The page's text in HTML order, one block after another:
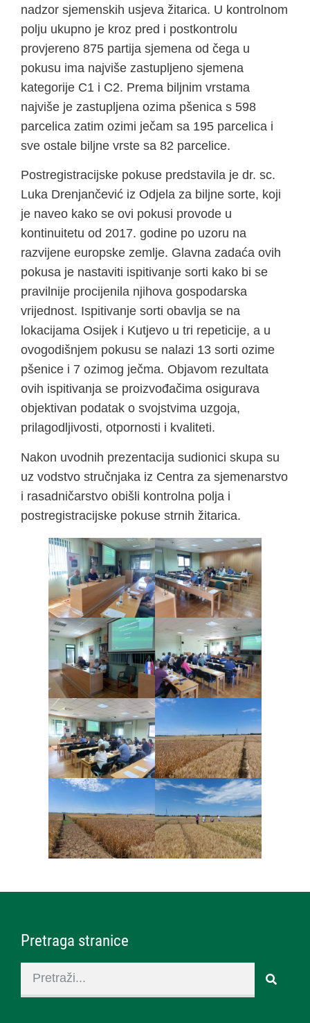
nadzor sjemenskih usjeva žitarica. U kontrolnom
polju ukupno je kroz pred i postkontrolu
provjereno 875 partija sjemena od čega u
pokusu ima najviše zastupljeno sjemena
kategorije C1 i C2. Prema biljnim vrstama
najviše je zastupljena ozima pšenica s 598
parcelica zatim ozimi ječam sa 195 parcelica i
sve ostale biljne vrste sa 82 parcelice.
Postregistracijske pokuse predstavila je dr. sc.
Luka Drenjančević iz Odjela za biljne sorte, koji
je naveo kako se ovi pokusi provode u
kontinuitetu od 2017. godine po uzoru na
razvijene europske zemlje. Glavna zadaća ovih
pokusa je nastaviti ispitivanje sorti kako bi se
pravilnije procijenila njihova gospodarska
vrijednost. Ispitivanje sorti obavlja se na
lokacijama Osijek i Kutjevo u tri repeticije, a u
ovogodišnjem pokusu se nalazi 13 sorti ozime
pšenice i 7 ozimog ječma. Objavom rezultata
ovih ispitivanja se proizvođačima osigurava
objektivan podatak o svojstvima uzgoja,
prilagodljivosti, otpornosti i kvaliteti.
Nakon uvodnih prezentacija sudionici skupa su
uz vodstvo stručnjaka iz Centra za sjemenarstvo
i rasadničarstvo obišli kontrolna polja i
postregistracijske pokuse strnih žitarica.
Pretraga stranice